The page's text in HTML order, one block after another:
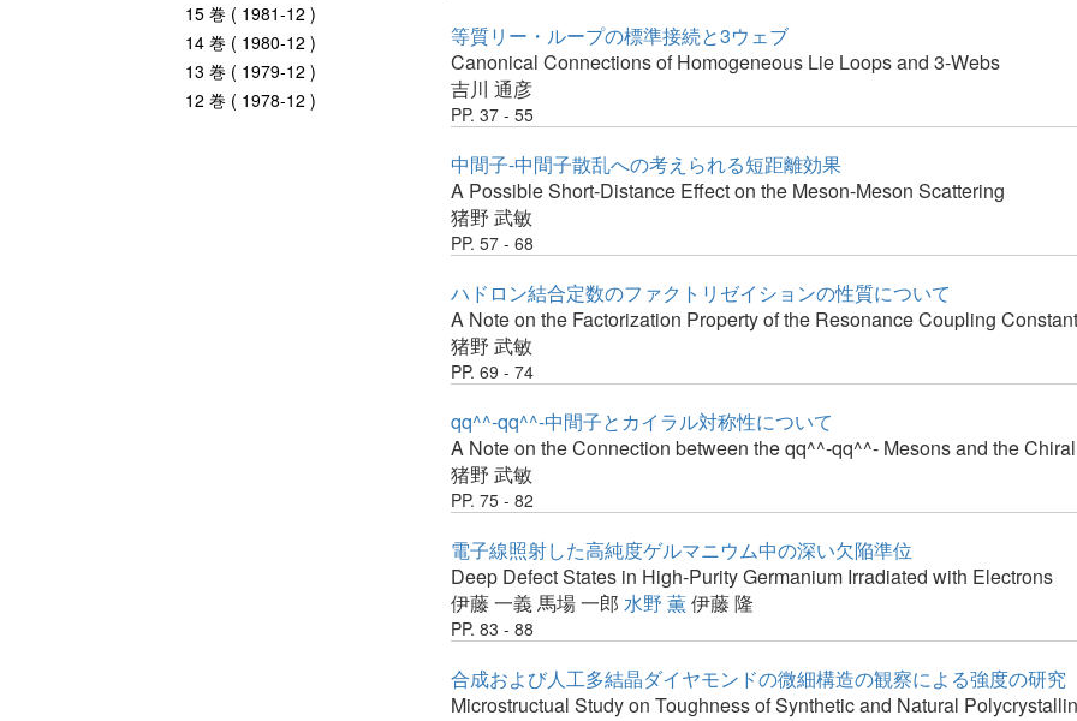
15 巻 ( 1981-12 )
14 巻 ( 1980-12 )
13 巻 ( 1979-12 )
12 巻 ( 1978-12 )
等質リー・ループの標準接続と3ウェブ
Canonical Connections of Homogeneous Lie Loops and 3-Webs
吉川 通彦
PP. 37 - 55
中間子-中間子散乱への考えられる短距離効果
A Possible Short-Distance Effect on the Meson-Meson Scattering
猪野 武敏
PP. 57 - 68
ハドロン結合定数のファクトリゼイションの性質について
A Note on the Factorization Property of the Resonance Coupling
猪野 武敏
PP. 69 - 74
qq^^-qq^^-中間子とカイラル対称性について
A Note on the Connection between the qq^^-qq^^- Mesons and the
猪野 武敏
PP. 75 - 82
電子線照射した高純度ゲルマニウム中の深い欠陥準位
Deep Defect States in High-Purity Germanium Irradiated with Electrons
伊藤 一義馬場 一郎 水野 薫伊藤 隆
PP. 83 - 88
合成および人工多結晶ダイヤモンドの微細構造の観察による強度の研究
Microstructual Study on Toughness of Synthetic and Natural